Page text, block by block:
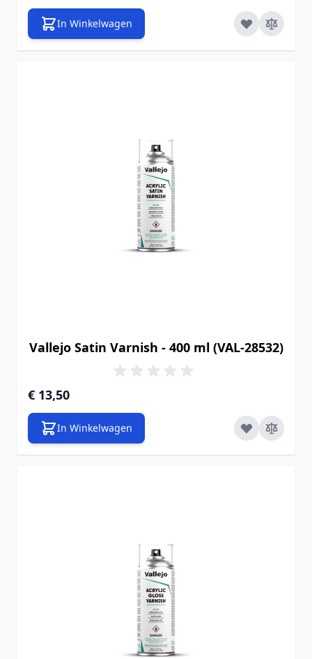
In Winkelwagen
Vallejo Satin Varnish - 400 ml (VAL-28532)
€ 13,50
In Winkelwagen